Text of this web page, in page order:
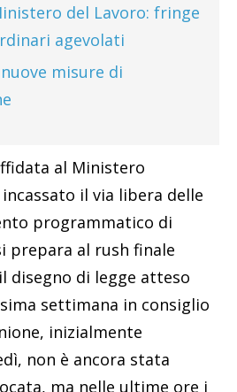
del Lavoro: fringe
agevolati
misure di
al Ministero
incassato il via libera delle
programmatico di
prepara al rush finale
disegno di legge atteso
settimana in consiglio
inizialmente
non è ancora stata
ma nelle ultime ore i